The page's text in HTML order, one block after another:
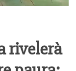
rivelerà